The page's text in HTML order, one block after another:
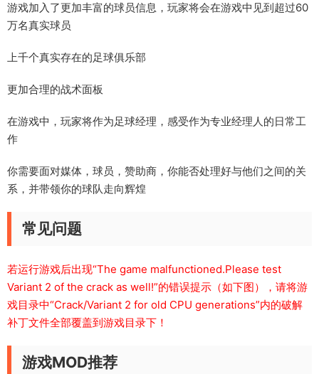
游戏加入了更加丰富的球员信息，玩家将会在游戏中见到超过60
万名真实球员
上千个真实存在的足球俱乐部
更加合理的战术面板
在游戏中，玩家将作为足球经理，感受作为专业经理人的日常工
作
你需要面对媒体，球员，赞助商，你能否处理好与他们之间的关
系，并带领你的球队走向辉煌
常见问题
若运行游戏后出现“The game malfunctioned.Please test
Variant 2 of the crack as well!”的错误提示（如下图），请将游
戏目录中“Crack/Variant 2 for old CPU generations”内的破解
补丁文件全部覆盖到游戏目录下！
游戏MOD推荐